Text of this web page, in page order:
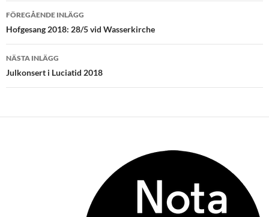
Inläggsnavigering
FÖREGÅENDE INLÄGG
Hofgesang 2018: 28/5 vid Wasserkirche
NÄSTA INLÄGG
Julkonsert i Luciatid 2018